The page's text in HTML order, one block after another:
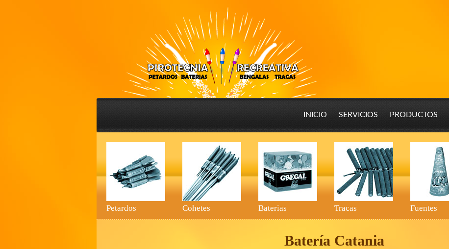
INICIO SERVICIOS PRODUCTOS
Petardos Cohetes Baterias Tracas Fuentes
Batería Catania